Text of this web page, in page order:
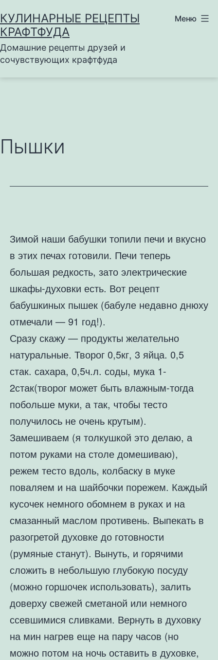
к
содержимому
КУЛИНАРНЫЕ РЕЦЕПТЫ
КРАФТФУДА
Домашние рецепты друзей и
сочувствующих крафтфуда
Меню
Пышки
Зимой наши бабушки топили печи и вкусно
в этих печах готовили. Печи теперь
большая редкость, зато электрические
шкафы-духовки есть. Вот рецепт
бабушкиных пышек (бабуле недавно днюху
отмечали — 91 год!).
Сразу скажу — продукты желательно
натуральные. Творог 0,5кг, 3 яйца. 0,5
стак. сахара, 0,5ч.л. соды, мука 1-
2стак(творог может быть влажным-тогда
побольше муки, а так, чтобы тесто
получилось не очень крутым).
Замешиваем (я толкушкой это делаю, а
потом руками на столе домешиваю),
режем тесто вдоль, колбаску в муке
поваляем и на шайбочки порежем. Каждый
кусочек немного обомнем в руках и на
смазанный маслом противень. Выпекать в
разогретой духовке до готовности
(румяные станут). Вынуть, и горячими
сложить в небольшую глубокую посуду
(можно горшочек использовать), залить
доверху свежей сметаной или немного
ссевшимися сливками. Вернуть в духовку
на мин нагрев еще на пару часов (но
можно потом на ночь оставить в духовке,